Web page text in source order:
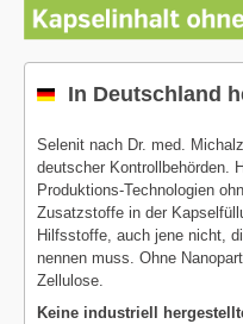
In Deutschland
Selenit nach Dr. med.
deutscher Kontrollbehörden.
Produktions-Technologien
Zusatzstoffe in der
Hilfsstoffe, auch jene nicht,
nennen muss. Ohne
Zellulose.
Keine industriell